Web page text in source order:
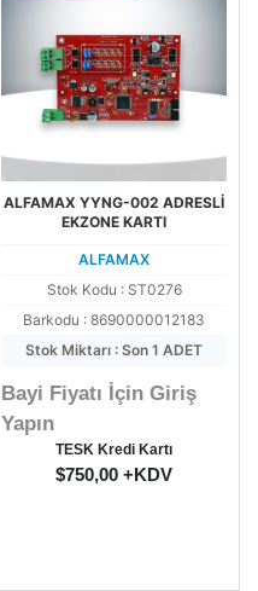
ALFAMAX YYNG-002 ADRESLİ
EKZONE KARTI
ALFAMAX
Stok Kodu : ST0276
Barkodu : 8690000012183
Stok Miktarı : Son 1 ADET
Bayi Fiyatı İçin Giriş
Yapın
TESK Kredi Kartı
$750,00 +KDV